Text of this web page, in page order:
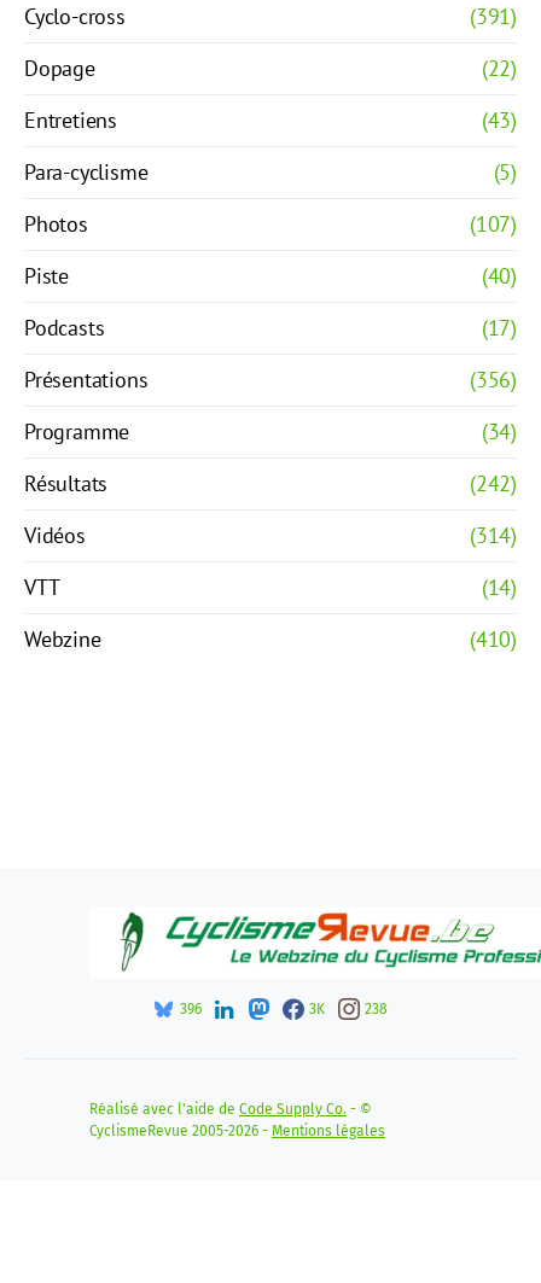
Cyclo-cross
(391)
Dopage
(22)
Entretiens
(43)
Para-cyclisme
(5)
Photos
(107)
Piste
(40)
Podcasts
(17)
Présentations
(356)
Programme
(34)
Résultats
(242)
Vidéos
(314)
VTT
(14)
Webzine
(410)
396 3K 238
Réalisé avec l'aide de Code Supply Co. - ©
CyclismeRevue 2005-2026 - Mentions légales